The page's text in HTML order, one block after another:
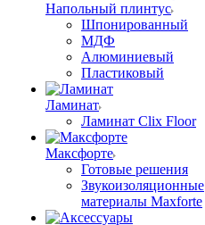
Напольный плинтус
Шпонированный
МДФ
Алюминиевый
Пластиковый
Ламинат
Ламинат Clix Floor
Максфорте
Готовые решения
Звукоизоляционные
материалы Maxforte